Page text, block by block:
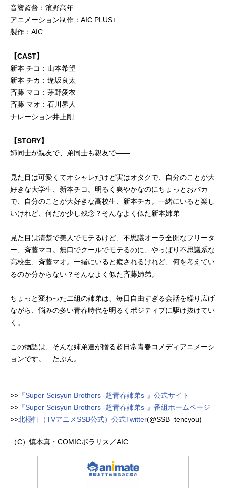
音響監督：濱野高年
アニメーション制作：AIC PLUS+
製作：AIC
【CAST】
新本 チコ：山本希望
新本 チカ：逢坂良太
斉藤 マコ：茅野愛衣
斉藤 マオ：石川界人
ナレーション井上剛
【STORY】
姉同士が親友で、弟同士も親友で――
見た目は可愛くてオシャレだけど実はオタクで、自分のことが大
好きな大学生、新本チコ。明るく爽やかなのにちょっとおバカ
で、自分のことが大好きな高校生、新本チカ。一緒にいると楽し
いけれど、何だか少し残念？そんなよく似た新本姉弟
見た目は清楚で美人でモテるけど、不思議オーラ全開なフリータ
ー、斉藤マコ。無口でクールでモテるのに、やっぱり不思議系な
高校生、斉藤マオ。一緒にいると癒されるけれど、何を考えてい
るのか分からない？そんなよく似た斉藤姉弟。
ちょっと変わった二組の姉弟は、毎日自由すぎる会話を繰り広げ
ながら、悩みの多い青春時代を明るくポジティブに駆け抜けてい
く。
この物語は、そんな姉弟達が贈る超日常青春コメディアニメーシ
ョンです。…たぶん。
>> 『Super Seisyun Brothers -超青春姉弟s-』公式サイト
>> 『Super Seisyun Brothers -超青春姉弟s-』番組ホームページ
>>北極軒（TVアニメSSB公式）公式Twitter(@SSB_tencyou)
（C）慎本真・COMICポラリス／AIC